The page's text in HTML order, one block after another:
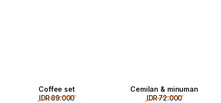
Coffee set
IDR 89.000
Cemilan & minuman
IDR 72.000